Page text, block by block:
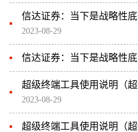
信达证券：当下是战略性
2023-08-29
信达证券：当下是战略性
超级终端工具使用说明（超
2023-08-29
超级终端工具使用说明（超